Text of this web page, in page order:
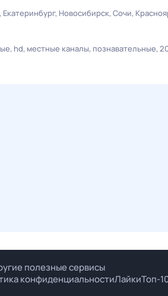
Екатеринбург Новосибирск Сочи
hd местные каналы познавательные
полезные сервисы
конфиденциальностиЛайкиТоп-